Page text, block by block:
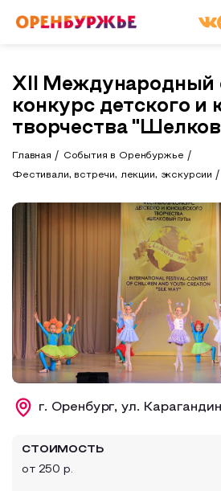
О РЕГИОНЕ
О регионе
Бузулук и Бузулукский район
Соль-Илецкий район
Саракташский район
МОЙ МАРШРУТ
Маршруты от туроператоров
Промышленный туризм
Пешеходный туризм
Сельский туризм
Аудио маршруты
Автотуризм
Образовательный туризм
Аттестованные экскурсоводы
Все маршруты
ГДЕ ПОЕСТЬ
ГДЕ ОСТАНОВИТЬСЯ
СУВЕНИРЫ
НАЦИОНАЛЬНЫЙ ТУРИСТСКИЙ
Русский(RU)
XII Международный
конкурс детского и
творчества
Главная События в Оренбуржье
Фестивали, встречи, лекции, экскурсии
г. Оренбург, ул.
СТОИМОСТЬ
от 250 р.